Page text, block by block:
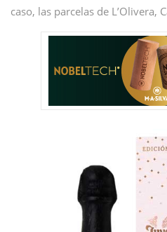
caso, las parcelas de L’Olivera,